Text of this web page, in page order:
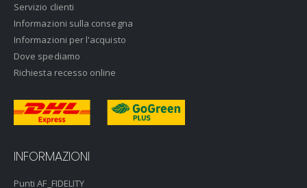
Servizio clienti
Informazioni sulla consegna
Informazioni per l'acquisto
Dove spediamo
Richiesta recesso online
INFORMAZIONI
Punti AF_FIDELITY